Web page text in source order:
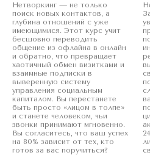
Нетворкинг — не только
поиск новых контактов, а
глубина отношений с уже
имеющимися. Этот курс учит
бесшовно переводить
общение из офлайна в онлайн
и обратно, что превращает
хаотичный обмен визитками и
взаимные подписки в
выверенную систему
управления социальным
капиталом. Вы перестанете
быть просто «лицом в толпе»
и станете человеком, чьи
звонки принимают мгновенно.
Вы согласитесь, что ваш успех
на 80% зависит от тех, кто
готов за вас поручиться?